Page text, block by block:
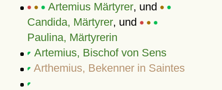
Artemius Märtyrer, und
Candida, Märtyrer, und
Paulina, Märtyrerin
Artemius, Bischof von Sens
Arthemius, Bekenner in Saintes